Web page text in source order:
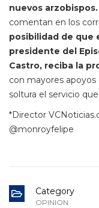
nuevos arzobispos.
comentan en los
posibilidad de que
presidente del
Castro, reciba la
con mayores apoyos
soltura el servicio
*Director
@monroyfelipe
Category
OPINION